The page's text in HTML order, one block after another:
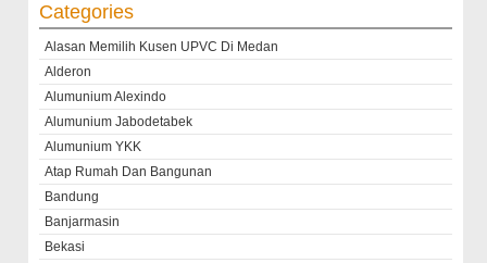
Categories
Alasan Memilih Kusen UPVC Di Medan
Alderon
Alumunium Alexindo
Alumunium Jabodetabek
Alumunium YKK
Atap Rumah Dan Bangunan
Bandung
Banjarmasin
Bekasi